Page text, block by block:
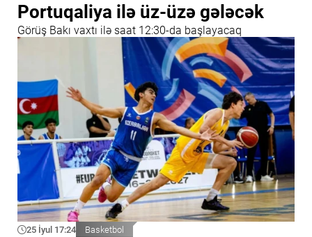
Portuqaliya ilə üz-üzə gələcək
Görüş Bakı vaxtı ilə saat 12:30-da başlayacaq
25 İyul 17:24 Basketbol